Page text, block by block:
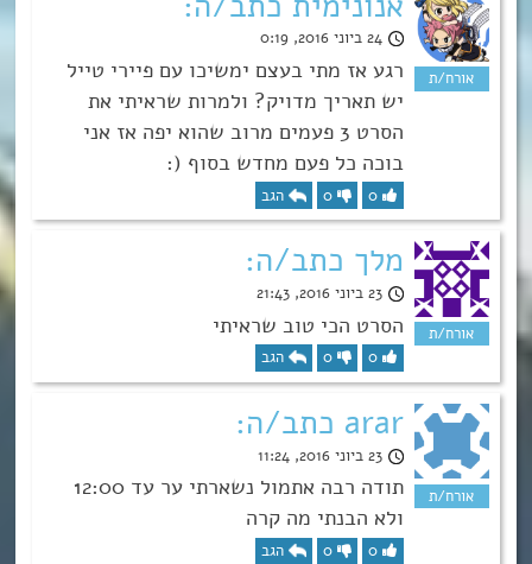
24 ביוני 2016, 0:19
רגע אז מתי בעצם ימשיכו עם פיירי טייל
יש תאריך מדויק? ולמרות שראיתי את
הסרט 3 פעמים מרוב שהוא יפה אז אני
בוכה כל פעם מחדש בסוף (:
0
0 הגב
מלך כתב/ה:
23 ביוני 2016, 21:43
הסרט הכי טוב שראיתי
0
0 הגב
arar כתב/ה:
23 ביוני 2016, 11:24
תודה רבה אתמול נשארתי ער עד 12:00
ולא הבנתי מה קרה
0
0 הגב